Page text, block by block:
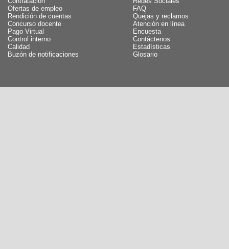
Ofertas de empleo
Rendición de cuentas
Concurso docente
Pago Virtual
Control interno
Calidad
Buzón de notificaciones
FAQ
Quejas y reclamos
Atención en línea
Encuesta
Contáctenos
Estadísticas
Glosario